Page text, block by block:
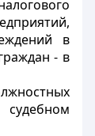
в
- в